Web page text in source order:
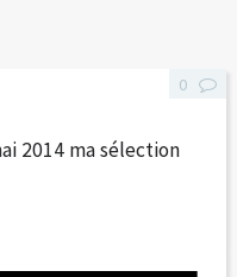
2014 ma sélection
0